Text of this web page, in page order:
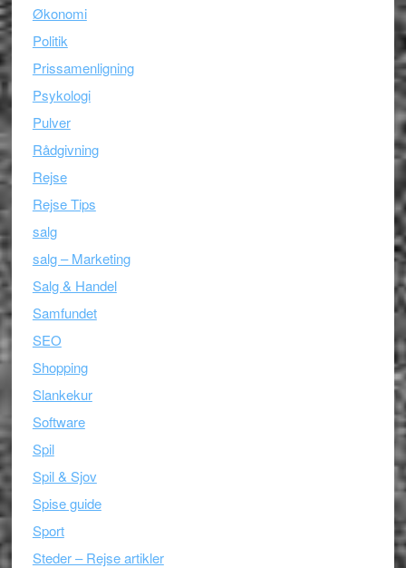
Økonomi
Politik
Prissamenligning
Psykologi
Pulver
Rådgivning
Rejse
Rejse Tips
salg
salg – Marketing
Salg & Handel
Samfundet
SEO
Shopping
Slankekur
Software
Spil
Spil & Sjov
Spise guide
Sport
Steder – Rejse artikler